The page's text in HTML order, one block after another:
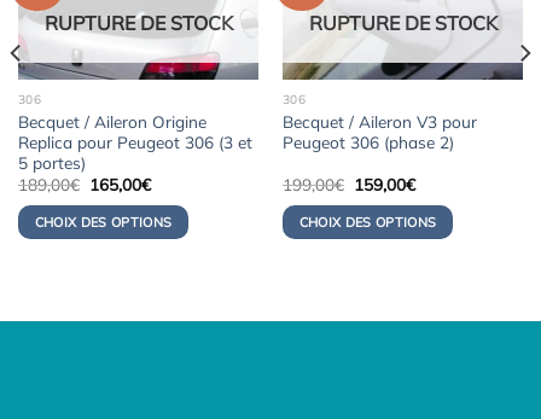
RUPTURE DE STOCK
306
Becquet / Aileron Origine
Replica pour Peugeot 306 (3 et
5 portes)
189,00€ Le
prix
initial
était :
189,00€.
165,00€Le
actuel
est :
165,00€.
CHOIX DES OPTIONS
RUPTURE DE STOCK
306
Becquet / Aileron V3 pour
Peugeot 306 (phase 2)
199,00€ Le
prix
initial
était :
199,00€.
159,00€Le
actuel
est :
159,00€.
CHOIX DES OPTIONS